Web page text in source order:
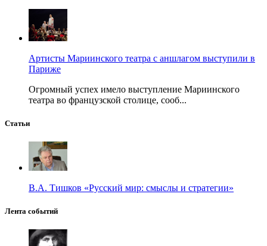
Артисты Мариинского театра с аншлагом выступили в
Париже
Огромный успех имело выступление Мариинского
театра во французской столице, сооб...
Статьи
В.А. Тишков «Русский мир: смыслы и стратегии»
Лента событий